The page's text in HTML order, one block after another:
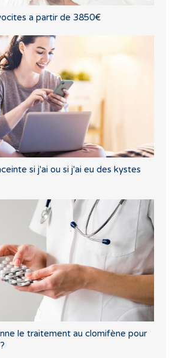
a partir de 3850€
si j'ai ou si j'ai eu des kystes
le traitement au clomifène pour